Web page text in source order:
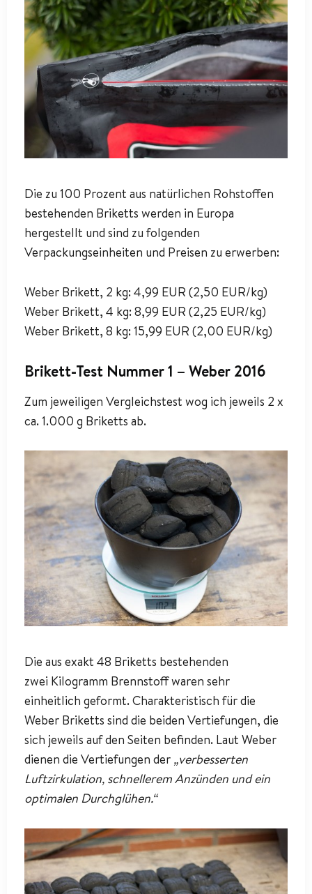
Die zu 100 Prozent aus natürlichen Rohstoffen
bestehenden Briketts werden in Europa
hergestellt und sind zu folgenden
Verpackungseinheiten und Preisen zu erwerben:
Weber Brikett, 2 kg: 4,99 EUR (2,50 EUR/kg)
Weber Brikett, 4 kg: 8,99 EUR (2,25 EUR/kg)
Weber Brikett, 8 kg: 15,99 EUR (2,00 EUR/kg)
Brikett-Test Nummer 1 – Weber 2016
Zum jeweiligen Vergleichstest wog ich jeweils 2 x
ca. 1.000 g Briketts ab.
Die aus exakt 48 Briketts bestehenden
zwei Kilogramm Brennstoff waren sehr
einheitlich geformt. Charakteristisch für die
Weber Briketts sind die beiden Vertiefungen, die
sich jeweils auf den Seiten befinden. Laut Weber
dienen die Vertiefungen der „verbesserten
Luftzirkulation, schnellerem Anzünden und ein
optimalen Durchglühen.“